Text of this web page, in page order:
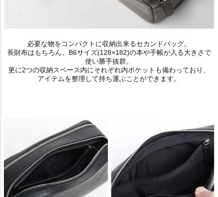
必要な物をコンパクトに収納出来るセカンドバッグ。
長財布はもちろん、B6サイズ(128×182)の本や手帳が入る大きさで
使い勝手抜群。
更に2つの収納スペース内にそれぞれ内ポケットも備わっており、
アイテムを整理して持ち運ぶことができます。